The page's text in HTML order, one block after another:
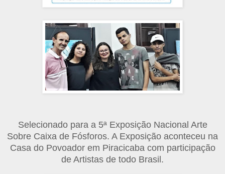
Selecionado para a5ª Exposição Nacional Arte
Sobre Caixa de Fósforos. A Exposição aconteceu na
Casa do Povoador em Piracicaba com participação
de Artistas de todo Brasil.